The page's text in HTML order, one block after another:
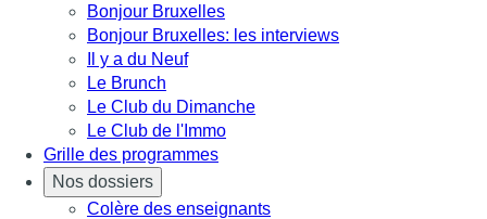
Bonjour Bruxelles
Bonjour Bruxelles: les interviews
Il y a du Neuf
Le Brunch
Le Club du Dimanche
Le Club de l'Immo
Grille des programmes
Nos dossiers
Colère des enseignants